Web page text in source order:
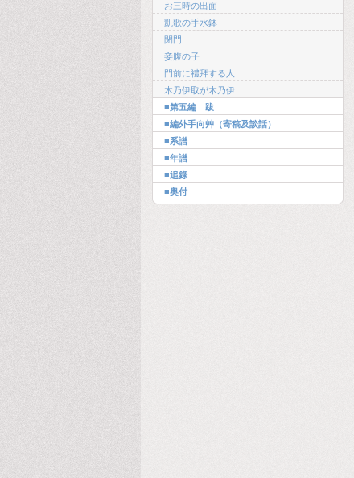
お三時の出面
凱歌の手水鉢
閉門
妾腹の子
門前に禮拜する人
木乃伊取が木乃伊
■第五編 跋
■編外手向艸（寄稿及談話）
■系譜
■年譜
■追錄
■奥付